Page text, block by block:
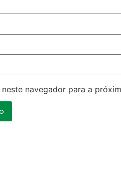
navegador para a